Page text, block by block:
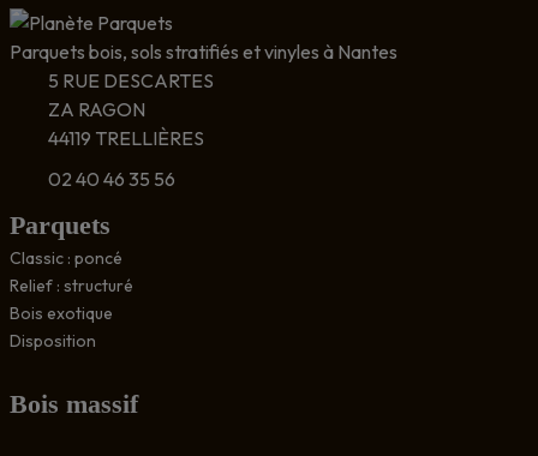
Parquets bois, sols stratifiés et vinyles à Nantes
5 RUE DESCARTES
ZA RAGON
44119 TRELLIÈRES
02 40 46 35 56
Parquets
Classic : poncé
Relief : structuré
Bois exotique
Disposition
Bois massif